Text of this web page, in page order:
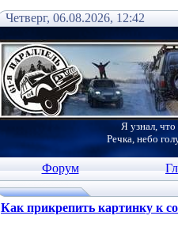
Четверг, 06.08.2026, 12:42
Я узнал, что
Речка, небо
Форум
Как прикрепить картинку к